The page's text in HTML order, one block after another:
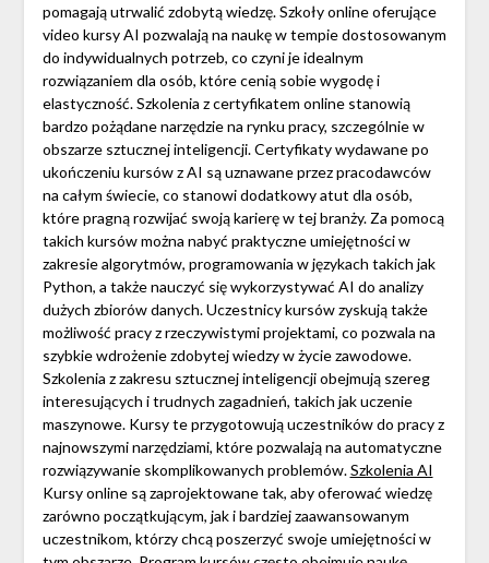
pomagają utrwalić zdobytą wiedzę. Szkoły online oferujące
video kursy AI pozwalają na naukę w tempie dostosowanym
do indywidualnych potrzeb, co czyni je idealnym
rozwiązaniem dla osób, które cenią sobie wygodę i
elastyczność. Szkolenia z certyfikatem online stanowią
bardzo pożądane narzędzie na rynku pracy, szczególnie w
obszarze sztucznej inteligencji. Certyfikaty wydawane po
ukończeniu kursów z AI są uznawane przez pracodawców
na całym świecie, co stanowi dodatkowy atut dla osób,
które pragną rozwijać swoją karierę w tej branży. Za pomocą
takich kursów można nabyć praktyczne umiejętności w
zakresie algorytmów, programowania w językach takich jak
Python, a także nauczyć się wykorzystywać AI do analizy
dużych zbiorów danych. Uczestnicy kursów zyskują także
możliwość pracy z rzeczywistymi projektami, co pozwala na
szybkie wdrożenie zdobytej wiedzy w życie zawodowe.
Szkolenia z zakresu sztucznej inteligencji obejmują szereg
interesujących i trudnych zagadnień, takich jak uczenie
maszynowe. Kursy te przygotowują uczestników do pracy z
najnowszymi narzędziami, które pozwalają na automatyczne
rozwiązywanie skomplikowanych problemów.Szkolenia AI
Kursy online są zaprojektowane tak, aby oferować wiedzę
zarówno początkującym, jak i bardziej zaawansowanym
uczestnikom, którzy chcą poszerzyć swoje umiejętności w